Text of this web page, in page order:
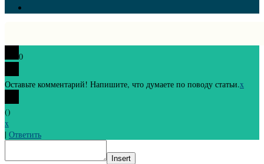
0
Оставьте комментарий! Напишите, что думаете по поводу статьи.x
()
x
| Ответить
Insert